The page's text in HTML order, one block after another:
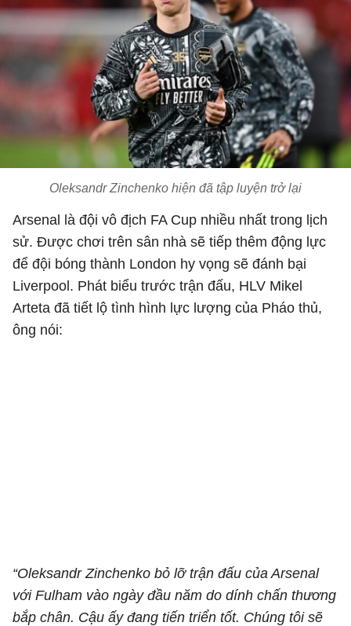
Oleksandr Zinchenko hiện đã tập luyện trở lại
Arsenal là đội vô địch FA Cup nhiều nhất trong lịch
sử. Được chơi trên sân nhà sẽ tiếp thêm động lực
để đội bóng thành London hy vọng sẽ đánh bại
Liverpool. Phát biểu trước trận đấu, HLV Mikel
Arteta đã tiết lộ tình hình lực lượng của Pháo thủ,
ông nói:
“Oleksandr Zinchenko bỏ lỡ trận đấu của Arsenal
với Fulham vào ngày đầu năm do dính chấn thương
bắp chân. Cậu ấy đang tiến triển tốt. Chúng tôi sẽ